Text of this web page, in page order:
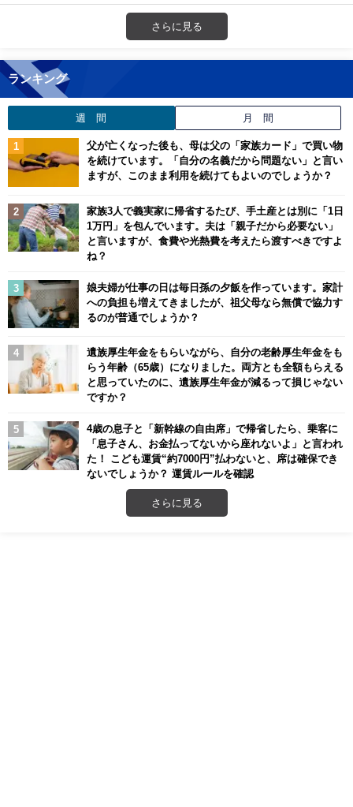
さらに見る
ランキング
週 間 月 間
父が亡くなった後も、母は父の「家族カード」で買い物
を続けています。「自分の名義だから問題ない」と言い
ますが、このまま利用を続けてもよいのでしょうか？
家族3人で義実家に帰省するたび、手土産とは別に「1日
1万円」を包んでいます。夫は「親子だから必要ない」
と言いますが、食費や光熱費を考えたら渡すべきですよ
ね？
娘夫婦が仕事の日は毎日孫の夕飯を作っています。家計
への負担も増えてきましたが、祖父母なら無償で協力す
るのが普通でしょうか？
遺族厚生年金をもらいながら、自分の老齢厚生年金をも
らう年齢（65歳）になりました。両方とも全額もらえる
と思っていたのに、遺族厚生年金が減るって損じゃない
ですか？
4歳の息子と「新幹線の自由席」で帰省したら、乗客に
「息子さん、お金払ってないから座れないよ」と言われ
た！ こども運賃“約7000円”払わないと、席は確保でき
ないでしょうか？ 運賃ルールを確認
さらに見る